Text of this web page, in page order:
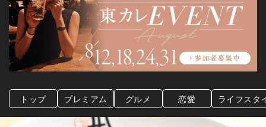
トップ プレミアム グルメ 恋愛 ライフスタ